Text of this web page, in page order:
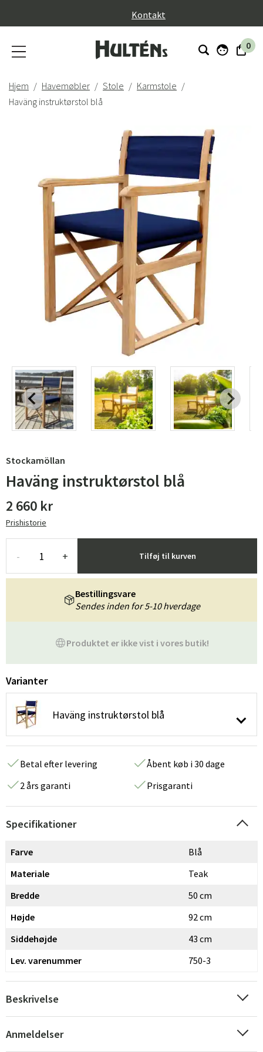
Kontakt
0
Hjem Havemøbler Stole
Karmstole
Haväng instruktørstol blå
Stockamöllan
Haväng instruktørstol blå
2 660 kr
Prishistorie
- + Tilføj til kurven
Produktet er ikke vist i vores butik!
Bestillingsvare
Sendes inden for 5-10 hverdage
Varianter
Haväng instruktørstol blå
Betal efter levering
Åbent køb i 30 dage
2 års garanti
Prisgaranti
Specifikationer
Farve
Blå
Materiale
Teak
Bredde
50 cm
Højde
92 cm
Siddehøjde
43 cm
Lev. varenummer
750-3
Beskrivelse
Anmeldelser